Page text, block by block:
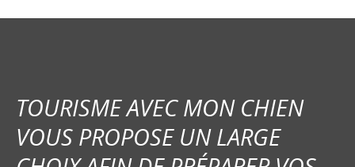
a
o
n
TOURISME AVEC MON CHIEN
VOUS PROPOSE UN LARGE